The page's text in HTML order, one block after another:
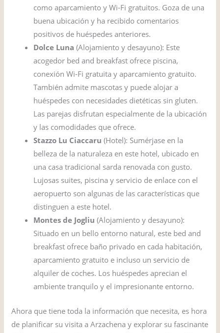
como aparcamiento y Wi-Fi gratuitos. Goza de una
buena ubicación y ha recibido comentarios
positivos de huéspedes anteriores.
Dolce Luna (Alojamiento y desayuno): Este
acogedor bed and breakfast ofrece piscina,
conexión Wi-Fi gratuita y aparcamiento gratuito.
También admite mascotas y puede alojar a
huéspedes con necesidades dietéticas sin gluten.
Las parejas disfrutan especialmente de la ubicación
y las comodidades que ofrece.
Stazzo Lu Ciaccaru (Hotel): Sumérjase en la
belleza de la naturaleza en este hotel, ubicado en
una casa tradicional sarda renovada con gusto.
Lujosas suites, piscina y servicio de enlace con el
aeropuerto son algunas de las características que
distinguen a este hotel.
Montes de Jogliu (Alojamiento y desayuno):
Situado en un bello entorno natural, este bed and
breakfast ofrece baño privado en cada habitación,
aparcamiento gratuito e incluso un servicio de
alquiler de coches. Los huéspedes aprecian el
ambiente tranquilo y el impresionante entorno.
Ahora que tiene toda la información que necesita, es hora
de planificar su visita a Arzachena y explorar su fascinante